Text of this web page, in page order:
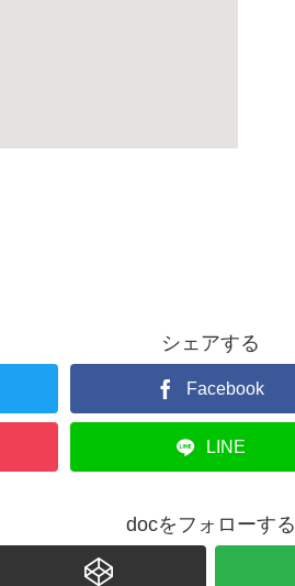
シェアする
Facebook
LINE
docをフォローする